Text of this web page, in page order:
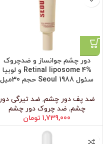
دور چشم جوانساز و ضدچروک
Retinal liposome 4% و لوبیا
سئول Seoul 1988 حجم 30میل
ضد پف دور چشم, ضد تیرگی دور
چشم, ضد چروک دور چشم
1,739,000 تومان